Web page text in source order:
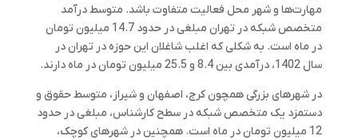
مهارت‌ها و شهر محل فعالیت متفاوت باشد. متوسط درآمد
متخصص شبکه در تهران مبلغی در حدود 14.7 میلیون تومان
در ماه است. به شکلی که اغلب شاغلان این حوزه در تهران در
سال 1402، درآمدی بین 8.4 و 25.5 میلیون تومان در ماه دارند.
در شهرهای بزرگی همچون کرج، اصفهان و شیراز، متوسط حقوق و
دستمزد یک متخصص شبکه در سطح کارشناس، مبلغی در حدود
12 میلیون تومان در ماه است. همچنین در شهرهای کوچک،